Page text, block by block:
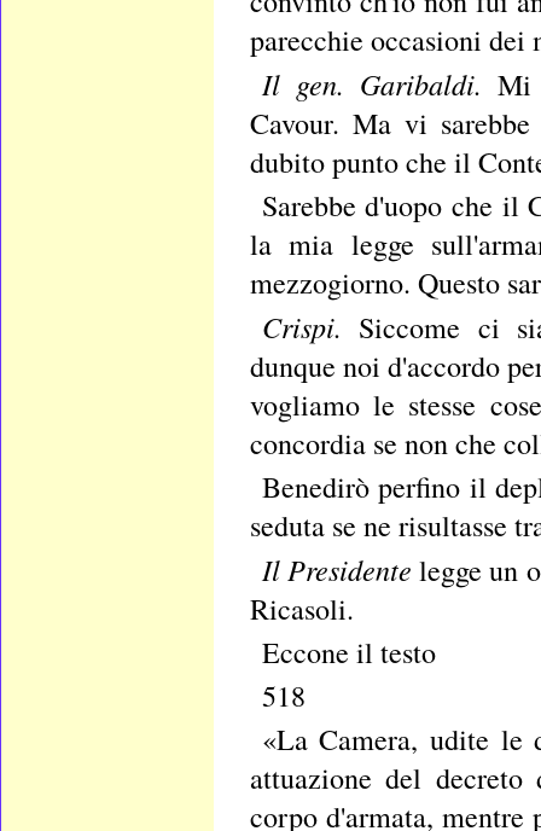
parecchie occasioni dei
Il gen. Garibaldi.Mi
Cavour. Ma vi
dubito punto che il
Sarebbe d'uopo che il
la mia legge
mezzogiorno. Questo
Crispi. Siccome ci
dunque noi d'accordo
vogliamo le stesse
concordia se non che
Benedirò perfino il
seduta se ne risultasse
Il Presidentelegge un
Ricasoli.
Eccone il testo
518
«La Camera, udite le
attuazione del
corpo d'armata, mentre